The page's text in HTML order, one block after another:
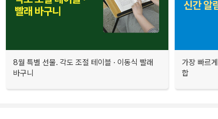
8월 특별 선물. 각도 조절 테이블 · 이동식 빨래
바구니
가장 빠르
합